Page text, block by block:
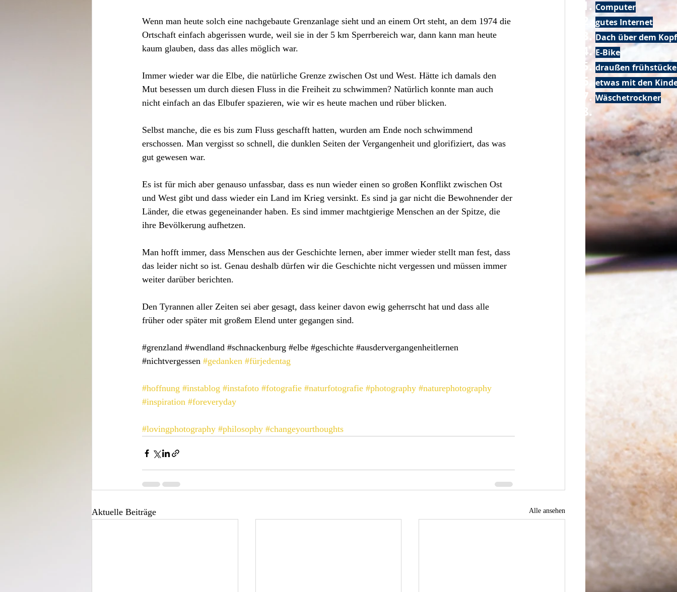
Wenn man heute solch eine nachgebaute Grenzanlage sieht und an einem Ort steht, an dem 1974 die
Ortschaft einfach abgerissen wurde, weil sie in der 5 km Sperrbereich war, dann kann man heute
kaum glauben, dass das alles möglich war.
Immer wieder war die Elbe, die natürliche Grenze zwischen Ost und West. Hätte ich damals den
Mut besessen um durch diesen Fluss in die Freiheit zu schwimmen? Natürlich konnte man auch
nicht einfach an das Elbufer spazieren, wie wir es heute machen und rüber blicken.
Selbst manche, die es bis zum Fluss geschafft hatten, wurden am Ende noch schwimmend
erschossen. Man vergisst so schnell, die dunklen Seiten der Vergangenheit und glorifiziert, das was
gut gewesen war.
Es ist für mich aber genauso unfassbar, dass es nun wieder einen so großen Konflikt zwischen Ost
und West gibt und dass wieder ein Land im Krieg versinkt. Es sind ja gar nicht die Bewohnender der
Länder, die etwas gegeneinander haben. Es sind immer machtgierige Menschen an der Spitze, die
ihre Bevölkerung aufhetzen.
Man hofft immer, dass Menschen aus der Geschichte lernen, aber immer wieder stellt man fest, dass
das leider nicht so ist. Genau deshalb dürfen wir die Geschichte nicht vergessen und müssen immer
weiter darüber berichten.
Den Tyrannen aller Zeiten sei aber gesagt, dass keiner davon ewig geherrscht hat und dass alle
früher oder später mit großem Elend unter gegangen sind.
#grenzland #wendland #schnackenburg #elbe #geschichte #ausdervergangenheitlernen
#nichtvergessen #gedanken #fürjedentag
#hoffnung #instablog #instafoto #fotografie #naturfotografie #photography #naturephotography
#inspiration #foreveryday
#lovingphotography #philosophy #changeyourthoughts
Aktuelle Beiträge Alle ansehen
Computer
gutes Internet
Dach über dem Kopf
E-Bike
draußen
etwas mit den
Wäschetrockner